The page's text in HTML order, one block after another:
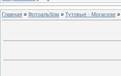
Главная » Фотоальбом » Тутовые - Moraceae »